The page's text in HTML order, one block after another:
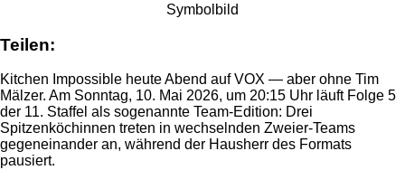
Symbolbild
Teilen:
Kitchen Impossible heute Abend auf VOX — aber ohne Tim
Mälzer. Am Sonntag, 10. Mai 2026, um 20:15 Uhr läuft Folge 5
der 11. Staffel als sogenannte Team-Edition: Drei
Spitzenköchinnen treten in wechselnden Zweier-Teams
gegeneinander an, während der Hausherr des Formats
pausiert.